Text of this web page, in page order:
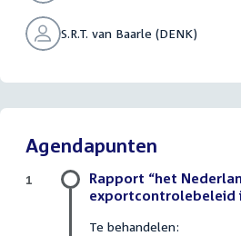
S.R.T. van Baarle (DENK)
Agendapunten
Rapport “het
exportcontrolebeleid
Te behandelen:
1